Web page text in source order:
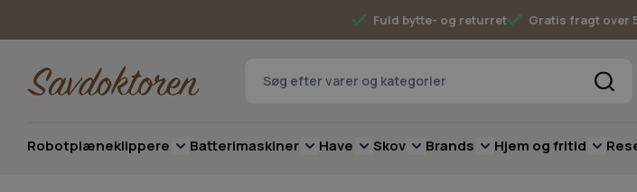
Fuld bytte- og returret Gratis fragt over
Robotplæneklippere Toggle submenu for Robotplæneklippere
Batterimaskiner Toggle submenu for Batterimaskiner
Have Toggle submenu for Have
Skov Toggle submenu for Skov
Brands Toggle submenu for
Hjem og fritid